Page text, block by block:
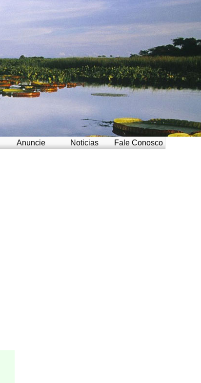
Anuncie Noticias Fale Conosco